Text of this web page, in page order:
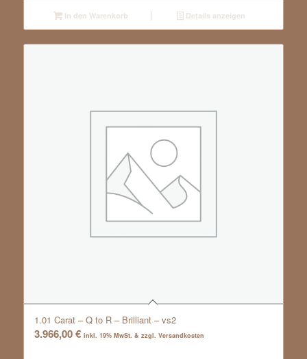
In den Warenkorb Details anzeigen
1.01 Carat – Q to R – Brilliant – vs2
3.966,00€ inkl. 19% MwSt. & zzgl. Versandkosten